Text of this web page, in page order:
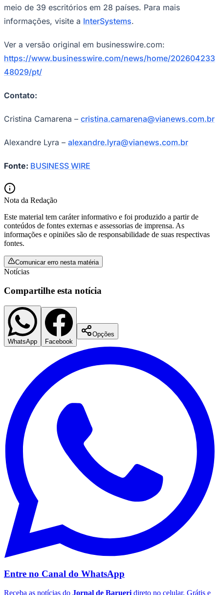
São Paulo
Santos
Flamengo
meio de 39 escritórios em 28 países. Para mais
informações, visite a InterSystems.
Ver a versão original em businesswire.com:
https://www.businesswire.com/news/home/202604233
48029/pt/
Contato:
Cristina Camarena – cristina.camarena@vianews.com.br
Alexandre Lyra – alexandre.lyra@vianews.com.br
Fonte: BUSINESS WIRE
Nota da Redação
Este material tem caráter informativo e foi produzido a partir de
conteúdos de fontes externas e assessorias de imprensa. As
informações e opiniões são de responsabilidade de suas respectivas
fontes.
Comunicar erro nesta matéria
Notícias
Compartilhe esta notícia
WhatsApp Facebook
Opções
Entre no Canal do WhatsApp
Receba as notícias do Jornal de Barueri direto no celular. Grátis e